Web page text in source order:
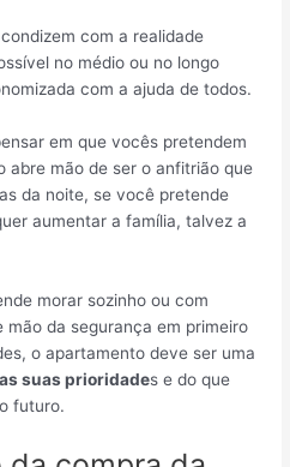
com a realidade
no médio ou no longo
com a ajuda de todos.
em que vocês pretendem
abre mão de ser o anfitrião que
da noite, se você pretende
aumentar a família, talvez a
morar sozinho ou com
mão da segurança em primeiro
o apartamento deve ser uma
suas prioridades e do que
futuro.